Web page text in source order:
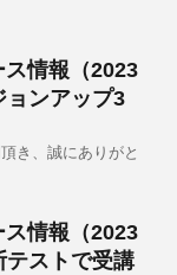
情報（2023
ョンアップ3
き、誠にありがと
情報（2023
テストで受講